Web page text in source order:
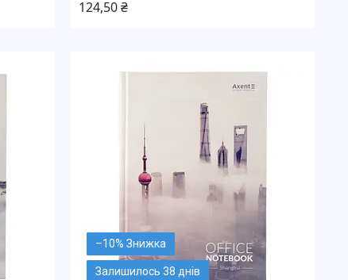
124,50 ₴
–10%
Залишилось 38 днів